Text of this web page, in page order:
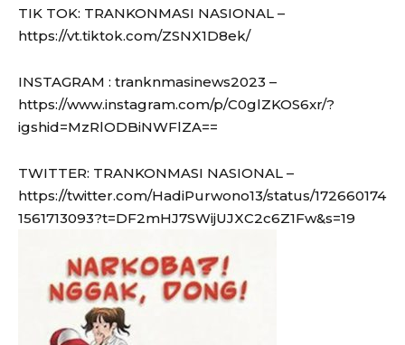
TIK TOK: TRANKONMASI NASIONAL –
https://vt.tiktok.com/ZSNX1D8ek/
INSTAGRAM : tranknmasinews2023 –
https://www.instagram.com/p/C0glZKOS6xr/?
igshid=MzRlODBiNWFlZA==
TWITTER: TRANKONMASI NASIONAL –
https://twitter.com/HadiPurwono13/status/172660174
1561713093?t=DF2mHJ7SWijUJXC2c6Z1Fw&s=19